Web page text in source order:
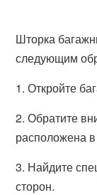
Шторка
следующим
1. Откройте
2. Обратите
расположена
3. Найдите
сторон.